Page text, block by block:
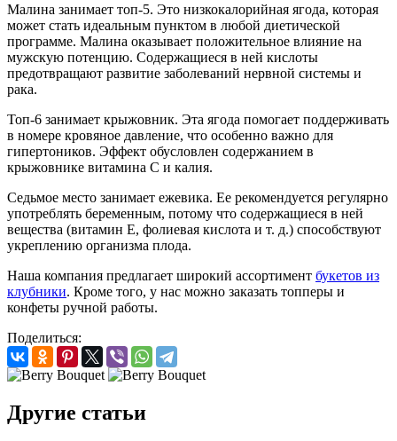
Малина занимает топ-5. Это низкокалорийная ягода, которая
может стать идеальным пунктом в любой диетической
программе. Малина оказывает положительное влияние на
мужскую потенцию. Содержащиеся в ней кислоты
предотвращают развитие заболеваний нервной системы и
рака.
Топ-6 занимает крыжовник. Эта ягода помогает поддерживать
в номере кровяное давление, что особенно важно для
гипертоников. Эффект обусловлен содержанием в
крыжовнике витамина C и калия.
Седьмое место занимает ежевика. Ее рекомендуется регулярно
употреблять беременным, потому что содержащиеся в ней
вещества (витамин Е, фолиевая кислота и т. д.) способствуют
укреплению организма плода.
Наша компания предлагает широкий ассортимент букетов из
клубники. Кроме того, у нас можно заказать топперы и
конфеты ручной работы.
Поделиться:
Другие статьи